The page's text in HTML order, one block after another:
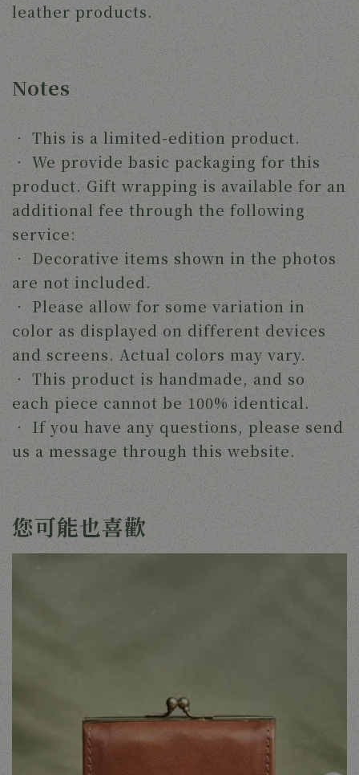
leather products.
Notes
‧ This is a limited-edition product.
‧ We provide basic packaging for this
product. Gift wrapping is available for an
additional fee through the following
service:
‧ Decorative items shown in the photos
are not included.
‧ Please allow for some variation in
color as displayed on different devices
and screens. Actual colors may vary.
‧ This product is handmade, and so
each piece cannot be 100% identical.
‧ If you have any questions, please send
us a message through this website.
您可能也喜歡